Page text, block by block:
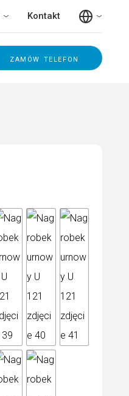
Kontakt
zamów telefon